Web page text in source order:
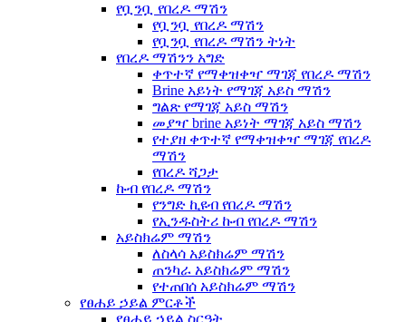
የቧንቧ የበረዶ ማሽን
የቧንቧ የበረዶ ማሽን
የቧንቧ የበረዶ ማሽን ትነት
የበረዶ ማሽንን አግድ
ቀጥተኛ የማቀዝቀዣ ማገጃ የበረዶ ማሽን
Brine አይነት የማገጃ አይስ ማሽን
ግልጽ የማገጃ አይስ ማሽን
መያዣ brine አይነት ማገጃ አይስ ማሽን
የተያዘ ቀጥተኛ የማቀዝቀዣ ማገጃ የበረዶ
ማሽን
የበረዶ ሻጋታ
ኩብ የበረዶ ማሽን
የንግድ ኪዩብ የበረዶ ማሽን
የኢንዱስትሪ ኩብ የበረዶ ማሽን
አይስክሬም ማሽን
ለስላሳ አይስክሬም ማሽን
ጠንካራ አይስክሬም ማሽን
የተጠበሰ አይስክሬም ማሽን
የፀሐይ ኃይል ምርቶች
የፀሐይ ኃይል ስርዓት